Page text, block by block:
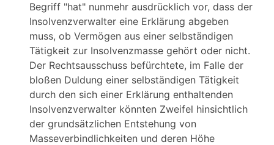
Begriff "hat" nunmehr ausdrücklich vor, dass der
Insolvenzverwalter eine Erklärung abgeben
muss, ob Vermögen aus einer selbständigen
Tätigkeit zur Insolvenzmasse gehört oder nicht.
Der Rechtsausschuss befürchtete, im Falle der
bloßen Duldung einer selbständigen Tätigkeit
durch den sich einer Erklärung enthaltenden
Insolvenzverwalter könnten Zweifel hinsichtlich
der grundsätzlichen Entstehung von
Masseverbindlichkeiten und deren Höhe